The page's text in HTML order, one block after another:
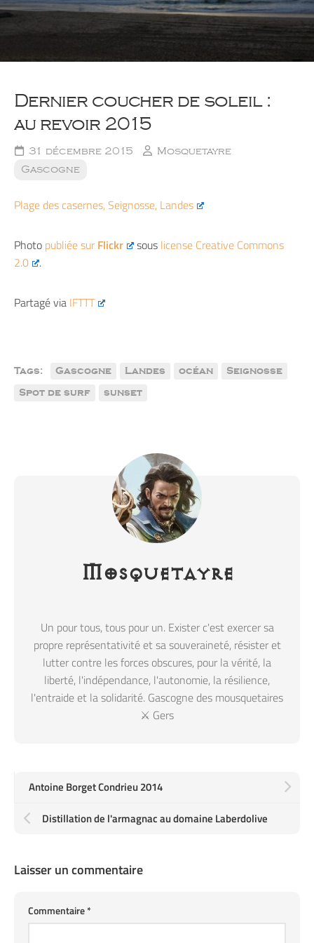
Dernier coucher de soleil :
au revoir 2015
31 décembre 2015
Mosquetayre
Gascogne
Plage des casernes, Seignosse, Landes
Photo publiée surFlickr sous license Creative Commons
2.0
.
Partagé via IFTTT
Tags: Gascogne Landes océan
Seignosse
Spot de surf
sunset
Mosquetayre
Un pour tous, tous pour un. Exister c'est exercer sa
propre représentativité et sa souveraineté, résister et
lutter contre les forces obscures, pour la vérité, la
liberté, l'indépendance, l'autonomie, la résilience,
l'entraide et la solidarité. Gascogne des mousquetaires
⚔️ Gers
Antoine Borget Condrieu 2014
Distillation de l'armagnac au domaine Laberdolive
Laisser un commentaire
Commentaire*